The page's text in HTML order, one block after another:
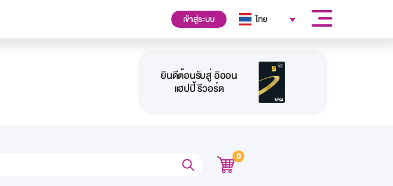
เข้าสู่ระบบ ไทย
ยินดีต้อนรับสู่ อิออน
แฮปปี้ รีวอร์ด
0